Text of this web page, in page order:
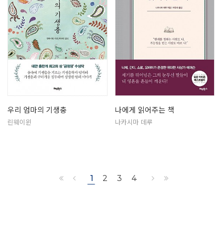
우리 엄마의 기생충
린웨이윈
나에게 읽어주는 책
나카시마 데루
1 2 3 4